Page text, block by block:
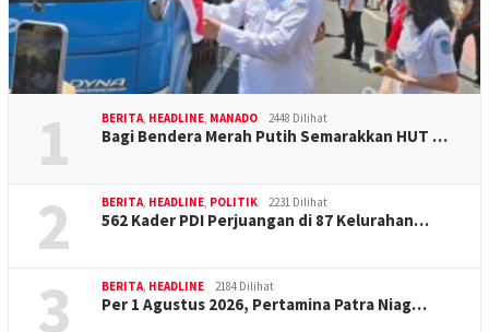
1 BERITA, HEADLINE, MANADO 2448 Dilihat
Bagi Bendera Merah Putih Semarakkan HUT …
2 BERITA, HEADLINE, POLITIK 2231 Dilihat
562 Kader PDI Perjuangan di 87 Kelurahan…
3 BERITA, HEADLINE 2184 Dilihat
Per 1 Agustus 2026, Pertamina Patra Niag…